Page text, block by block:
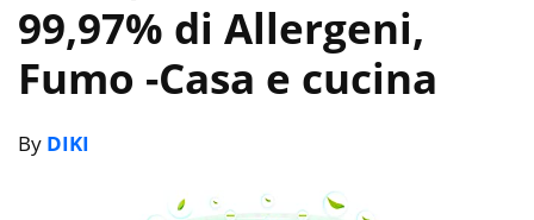
99,97% di Allergeni,
Fumo -Casa e cucina
By DIKI